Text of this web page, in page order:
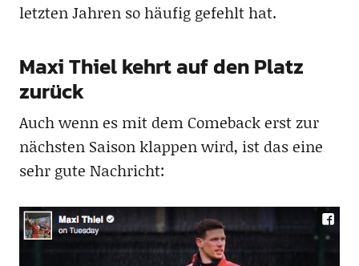
letzten Jahren so häufig gefehlt hat.
Maxi Thiel kehrt auf den Platz
zurück
Auch wenn es mit dem Comeback erst zur
nächsten Saison klappen wird, ist das eine
sehr gute Nachricht: